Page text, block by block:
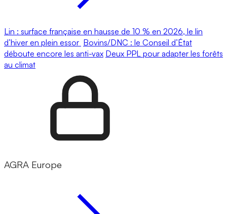
Lin : surface française en hausse de 10 % en 2026, le lin
d’hiver en plein essor Bovins/DNC : le Conseil d’État
déboute encore les anti-vax Deux PPL pour adapter les forêts
au climat
AGRA Europe